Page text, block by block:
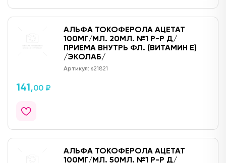
АЛЬФА ТОКОФЕРОЛА АЦЕТАТ
100МГ/МЛ. 20МЛ. №1 Р-Р Д/
ПРИЕМА ВНУТРЬ ФЛ. (ВИТАМИН Е)
/ЭКОЛАБ/
Артикул: s21821
141,00 ₽
АЛЬФА ТОКОФЕРОЛА АЦЕТАТ
100МГ/МЛ. 50МЛ. №1 Р-Р Д/